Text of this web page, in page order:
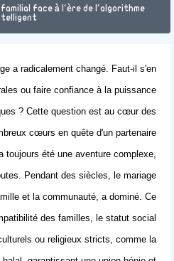
face à l'ère de l'algorithme
a radicalement changé. Faut-il s'en
ou faire confiance à la puissance
? Cette question est au cœur des
cœurs en quête d'un partenaire.
été une aventure complexe,
Pendant des siècles, le mariage
et la communauté, a dominé. Ce
des familles, le statut social
ou religieux stricts, comme la